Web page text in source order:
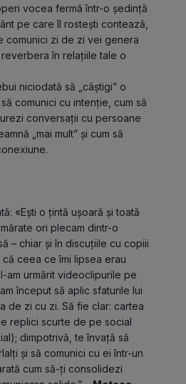
vocea fermă într-o ședință
pe care îl rostești contează,
comunici zi de zi vei genera
în relațiile tale o
niciodată să „câștigi” o
comunici cu intenție, cum să
conversații cu persoane
„mai mult” și cum să
«Ești o țintă ușoară și toată
ori plecam dintr-o
– chiar și în discuțiile cu copiii
ceea ce îmi lipsea erau
am urmărit videoclipurile pe
început să aplic sfaturile lui
de zi cu zi. Să fie clar: cartea
replici scurte de pe social
dimpotrivă, te învață să
și să comunici cu ei într-un
cum să-ți consolidezi